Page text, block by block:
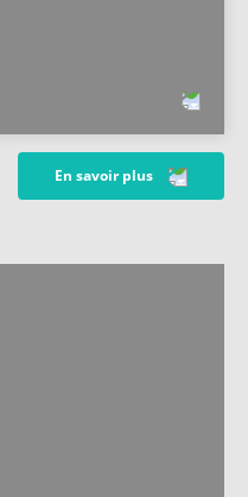
En savoir plus